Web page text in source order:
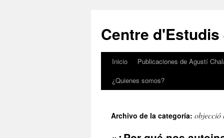
contenido
Centre
Inicio Publicaciones de Agustí
¿Quienes somos?
Archivo de la categoría: objecció